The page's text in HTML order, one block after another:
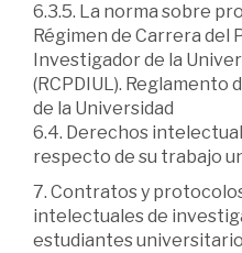
6.3.5. La norma sobre
Régimen de Carrera del
Investigador de la
(RCPDIUL). Reglamento
de la Universidad
6.4. Derechos
respecto de su trabajo
7. Contratos y
intelectuales de
estudiantes